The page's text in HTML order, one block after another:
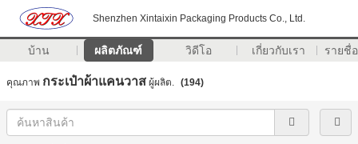
Shenzhen Xintaixin Packaging Products Co., Ltd.
บ้าน ผลิตภัณฑ์ วิดีโอ เกี่ยวกับเรา รายชื่
คุณภาพ กระเป๋าผ้าแคนวาส ผู้ผลิต. (194)